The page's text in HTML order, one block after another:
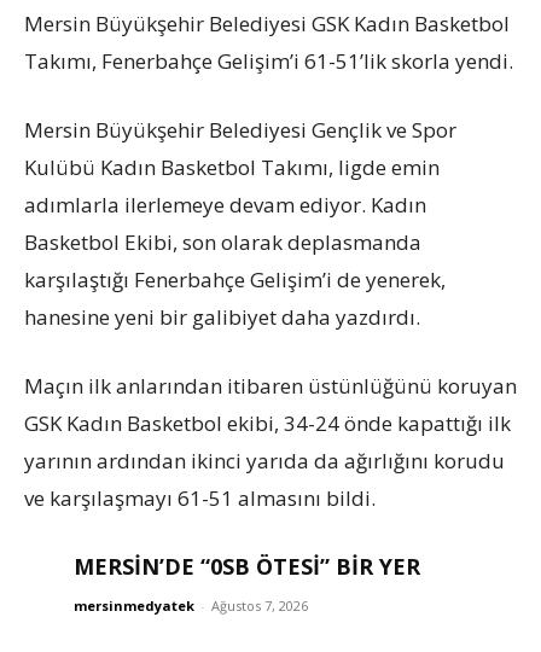
Mersin Büyükşehir Belediyesi GSK Kadın Basketbol
Takımı, Fenerbahçe Gelişim’i 61-51’lik skorla yendi.
Mersin Büyükşehir Belediyesi Gençlik ve Spor
Kulübü Kadın Basketbol Takımı, ligde emin
adımlarla ilerlemeye devam ediyor. Kadın
Basketbol Ekibi, son olarak deplasmanda
karşılaştığı Fenerbahçe Gelişim’i de yenerek,
hanesine yeni bir galibiyet daha yazdırdı.
Maçın ilk anlarından itibaren üstünlüğünü koruyan
GSK Kadın Basketbol ekibi, 34-24 önde kapattığı ilk
yarının ardından ikinci yarıda da ağırlığını korudu
ve karşılaşmayı 61-51 almasını bildi.
MERSİN’DE “0SB ÖTESİ” BİR YER
mersinmedyatek - Ağustos 7, 2026